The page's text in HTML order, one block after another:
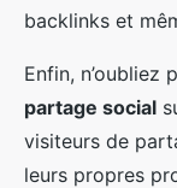
backlinks et
Enfin, n’oubliez
partage social
visiteurs de
leurs propres